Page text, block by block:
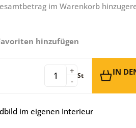
im Warenkorb
hinzufügen
-
+ St IN
im eigenen Interieur